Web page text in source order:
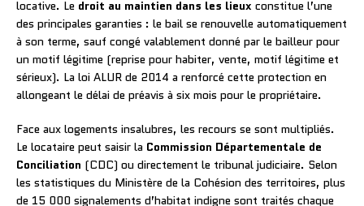
locative. Le droit au maintien dans les lieux constitue l’une
des principales garanties : le bail se renouvelle automatiquement
à son terme, sauf congé valablement donné par le bailleur pour
un motif légitime (reprise pour habiter, vente, motif légitime et
sérieux). La loi ALUR de 2014 a renforcé cette protection en
allongeant le délai de préavis à six mois pour le propriétaire.
Face aux logements insalubres, les recours se sont multipliés.
Le locataire peut saisir la Commission Départementale de
Conciliation (CDC) ou directement le tribunal judiciaire. Selon
les statistiques du Ministère de la Cohésion des territoires, plus
de 15 000 signalements d’habitat indigne sont traités chaque